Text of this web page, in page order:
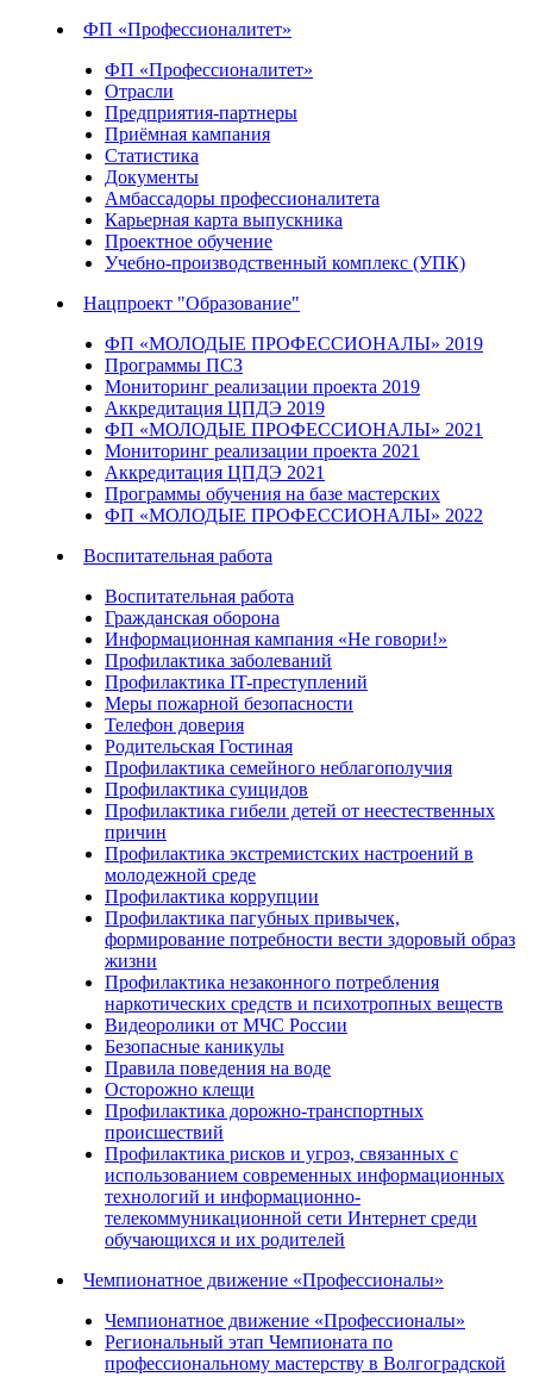
ФП «Профессионалитет»
ФП «Профессионалитет»
Отрасли
Предприятия-партнеры
Приёмная кампания
Статистика
Документы
Амбассадоры профессионалитета
Карьерная карта выпускника
Проектное обучение
Учебно-производственный комплекс (УПК)
Нацпроект "Образование"
ФП «МОЛОДЫЕ ПРОФЕССИОНАЛЫ» 2019
Программы ПСЗ
Мониторинг реализации проекта 2019
Аккредитация ЦПДЭ 2019
ФП «МОЛОДЫЕ ПРОФЕССИОНАЛЫ» 2021
Мониторинг реализации проекта 2021
Аккредитация ЦПДЭ 2021
Программы обучения на базе мастерских
ФП «МОЛОДЫЕ ПРОФЕССИОНАЛЫ» 2022
Воспитательная работа
Воспитательная работа
Гражданская оборона
Информационная кампания «Не говори!»
Профилактика заболеваний
Профилактика IT-преступлений
Меры пожарной безопасности
Телефон доверия
Родительская Гостиная
Профилактика семейного неблагополучия
Профилактика суицидов
Профилактика гибели детей от неестественных
причин
Профилактика экстремистских настроений в
молодежной среде
Профилактика коррупции
Профилактика пагубных привычек,
формирование потребности вести здоровый образ
жизни
Профилактика незаконного потребления
наркотических средств и психотропных веществ
Видеоролики от МЧС России
Безопасные каникулы
Правила поведения на воде
Осторожно клещи
Профилактика дорожно-транспортных
происшествий
Профилактика рисков и угроз, связанных с
использованием современных информационных
технологий и информационно-
телекоммуникационной сети Интернет среди
обучающихся и их родителей
Чемпионатное движение «Профессионалы»
Чемпионатное движение «Профессионалы»
Региональный этап Чемпионата по
профессиональному мастерству в Волгоградской